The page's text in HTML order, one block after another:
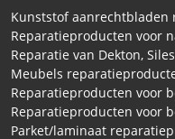
Kunststof aanrechtbladen
Reparatieproducten voor
Meubels
Reparatieproducten voor
Reparatieproducten voor
Parket/laminaat